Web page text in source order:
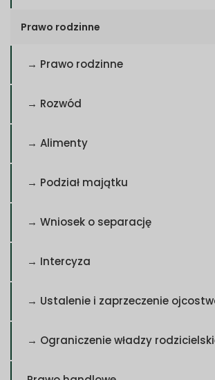
Prawo rodzinne
→ Prawo rodzinne
→ Rozwód
→ Alimenty
→ Podział majątku
→ Wniosek o separację
→ Intercyza
→ Ustalenie i zaprzeczenie
→ Ograniczenie władzy